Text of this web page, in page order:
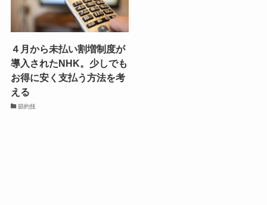
４月から未払い割増制度が
導入されたNHK。少しでも
お得に安く支払う方法を考
える
節約技